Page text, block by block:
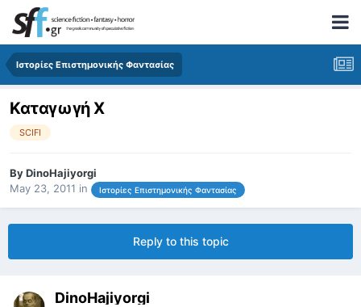
Ιστορίες Επιστημονικής Φαντασίας
Καταγωγή Χ
SCIFI
ByDinoHajiyorgi
May 23, 2011 in Ιστορίες Επιστημονικής Φαντασίας
Reply to this topic
DinoHajiyorgi